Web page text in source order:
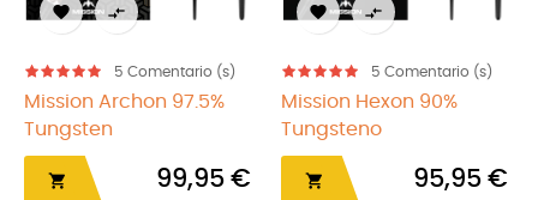
 
5 Comentario (s)
Mission Archon 97.5%
Tungsten
 99,95 €
 
5 Comentario (s)
Mission Hexon 90%
Tungsteno
 95,95 €